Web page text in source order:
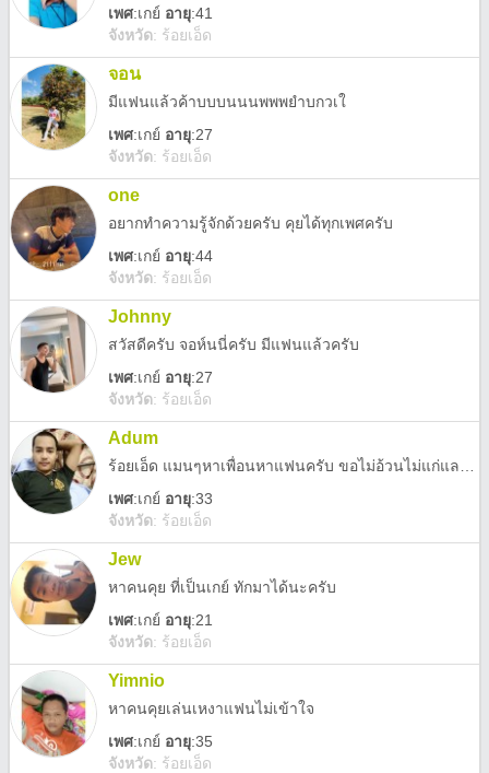
เพศ:เกย์ อายุ:41
จังหวัด: ร้อยเอ็ด
จอน
มีแฟนแล้วค้าบบบนนนพพพยำบกวเใ
เพศ:เกย์ อายุ:27
จังหวัด: ร้อยเอ็ด
one
อยากทำความรู้จักด้วยครับ คุยได้ทุกเพศครับ
เพศ:เกย์ อายุ:44
จังหวัด: ร้อยเอ็ด
Johnny
สวัสดีครับ จอห์นนี่ครับ มีแฟนแล้วครับ
เพศ:เกย์ อายุ:27
จังหวัด: ร้อยเอ็ด
Adum
เพศ:เกย์ อายุ:33
จังหวัด: ร้อยเอ็ด
Jew
หาคนคุย ที่เป็นเกย์ ทักมาได้นะครับ
เพศ:เกย์ อายุ:21
จังหวัด: ร้อยเอ็ด
Yimnio
หาคนคุยเล่นเหงาแฟนไม่เข้าใจ
เพศ:เกย์ อายุ:35
จังหวัด: ร้อยเอ็ด